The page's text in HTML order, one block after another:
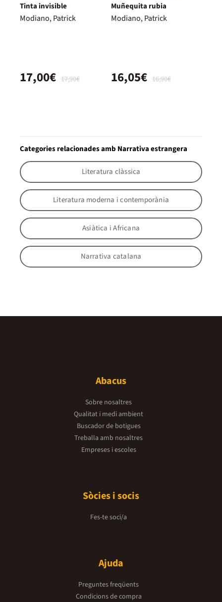
Tinta invisible
Modiano, Patrick
17,90€
17,00€
Muñequita rubia
Modiano, Patrick
16,90€
16,05€
Categories relacionades amb Narrativa estrangera
Literatura clàssica
Literatura moderna i contemporània
Asiàtica i Africana
Narrativa catalana
Abacus
Sobre nosaltres
Qualitat i medi ambient
Buscador de botigues
Treballa amb nosaltres
Empreses i escoles
Sòcies i socis
Fes-te soci/a
Ajuda
Preguntes freqüents
Condicions de compra